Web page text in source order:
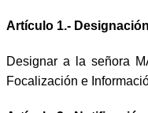
Artículo 1.- Designación
Designar a la señora
Focalización e